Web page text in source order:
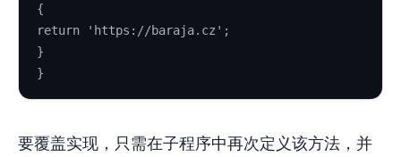
{
return 'https://baraja.cz';
}
}
要覆盖实现，只需在子程序中再次定义该方法，并